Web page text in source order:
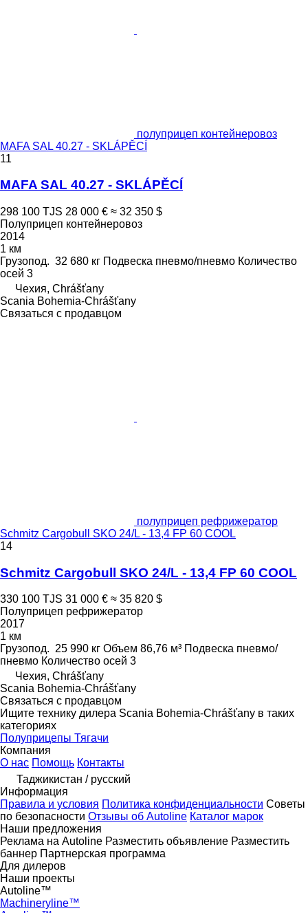
полуприцеп контейнеровоз
MAFA SAL 40.27 - SKLÁPĚCÍ
11
MAFA SAL 40.27 - SKLÁPĚCÍ
298 100 TJS 28 000 € ≈ 32 350 $
Полуприцеп контейнеровоз
2014
1 км
Грузопод. 32 680 кг Подвеска пневмо/пневмо Количество
осей 3
Чехия, Chrášťany
Scania Bohemia-Chrášťany
Связаться с продавцом
полуприцеп рефрижератор
Schmitz Cargobull SKO 24/L - 13,4 FP 60 COOL
14
Schmitz Cargobull SKO 24/L - 13,4 FP 60 COOL
330 100 TJS 31 000 € ≈ 35 820 $
Полуприцеп рефрижератор
2017
1 км
Грузопод. 25 990 кг Объем 86,76 м³ Подвеска пневмо/
пневмо Количество осей 3
Чехия, Chrášťany
Scania Bohemia-Chrášťany
Связаться с продавцом
Ищите технику дилера Scania Bohemia-Chrášťany в таких
категориях
Полуприцепы Тягачи
Компания
О нас Помощь Контакты
Таджикистан / русский
Информация
Правила и условия Политика конфиденциальности Советы
по безопасности Отзывы об Autoline Каталог марок
Наши предложения
Реклама на Autoline Разместить объявление Разместить
баннер Партнерская программа
Для дилеров
Наши проекты
Autoline™
Machineryline™